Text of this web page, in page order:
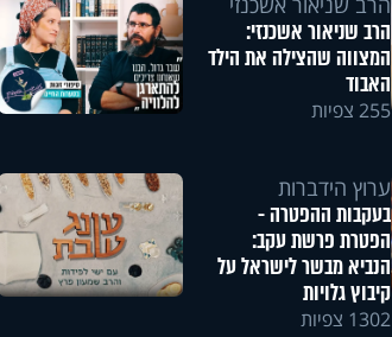
הרב שניאור אשכנזי:
המצווה שהצילה את הילד
האבוד
255 צפיות
ערוץ הידברות
בעקבות ההפטרה -
הפטרת פרשת עקב:
הנביא מבשר לישראל על
קיבוץ גלויות
1302 צפיות